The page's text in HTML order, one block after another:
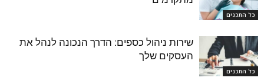
כל התכנים
כל התכנים
שירות ניהול כספים: הדרך הנכונה לנהל את
העסקים שלך